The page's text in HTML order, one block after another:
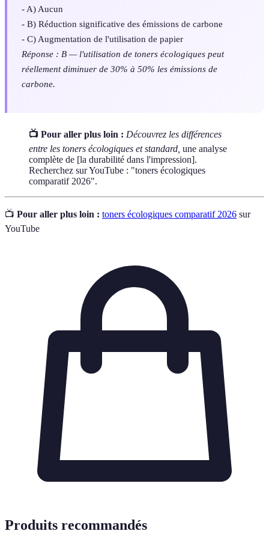
- A) Aucun
- B) Réduction significative des émissions de carbone
- C) Augmentation de l'utilisation de papier
Réponse : B — l'utilisation de toners écologiques peut
réellement diminuer de 30% à 50% les émissions de
carbone.
📺 Pour aller plus loin : Découvrez les différences
entre les toners écologiques et standard, une analyse
complète de [la durabilité dans l'impression].
Recherchez sur YouTube : "toners écologiques
comparatif 2026".
📺 Pour aller plus loin : toners écologiques comparatif 2026 sur
YouTube
Produits recommandés